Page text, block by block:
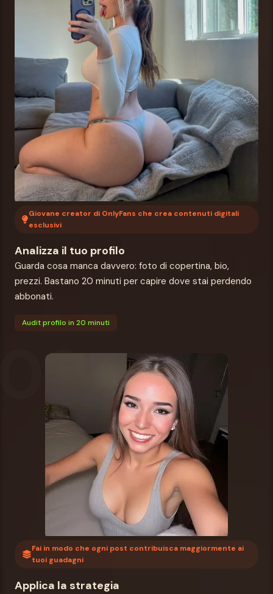
Giovane creator di OnlyFans che crea contenuti digitali
esclusivi
Analizza il tuo profilo
Guarda cosa manca davvero: foto di copertina, bio,
prezzi. Bastano 20 minuti per capire dove stai perdendo
abbonati.
Audit profilo in 20 minuti
Fai in modo che ogni post contribuisca maggiormente ai
tuoi guadagni
Applica la strategia